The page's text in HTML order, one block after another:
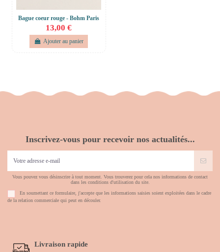
Bague coeur rouge - Bohm Paris
13,00 €
Ajouter au panier
Inscrivez-vous pour recevoir nos actualités...
Vous pouvez vous désinscrire à tout moment. Vous trouverez pour cela nos informations de contact
dans les conditions d'utilisation du site.
En soumettant ce formulaire, j'accepte que les informations saisies soient exploitées dans le cadre
de la relation commerciale qui peut en découler.
Livraison rapide